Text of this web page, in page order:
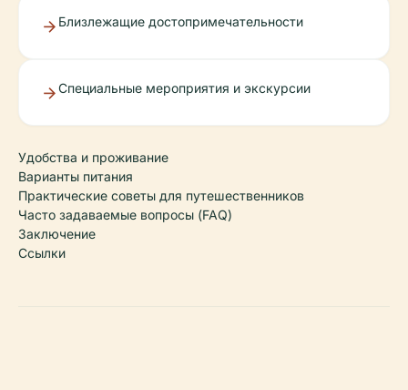
Близлежащие достопримечательности
Специальные мероприятия и экскурсии
Удобства и проживание
Варианты питания
Практические советы для путешественников
Часто задаваемые вопросы (FAQ)
Заключение
Ссылки